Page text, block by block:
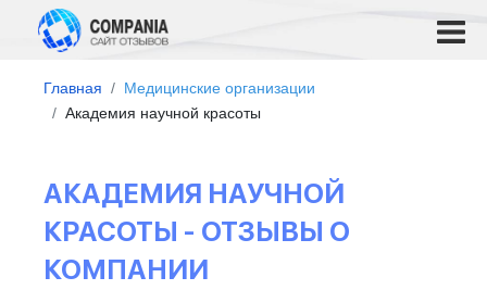
Главная
Медицинские организации
Академия научной красоты
АКАДЕМИЯ НАУЧНОЙ
КРАСОТЫ - ОТЗЫВЫ О
КОМПАНИИ